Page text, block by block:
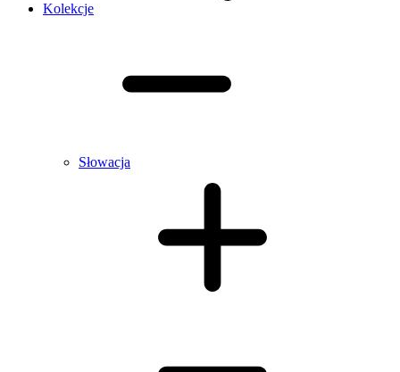
Kolekcje
Słowacja